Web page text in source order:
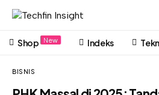
Shop New Indeks
BISNIS